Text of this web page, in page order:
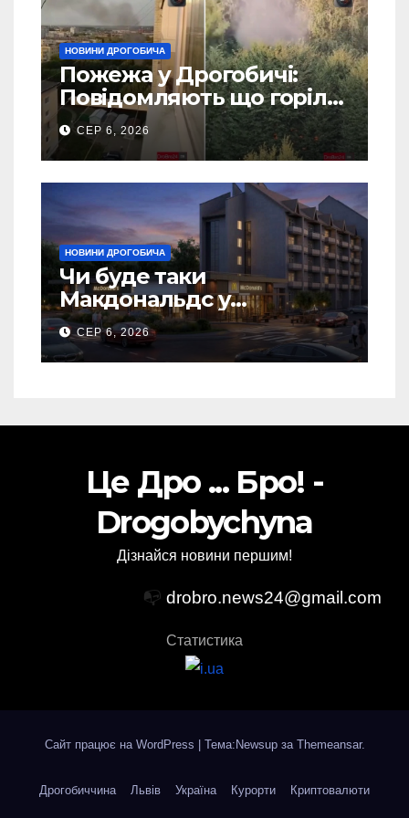
НОВИНИ ДРОГОБИЧА
Пожежа у Дрогобичі:
Повідомляють що горіло
5 гаражів (Відео)
СЕР 6, 2026
НОВИНИ ДРОГОБИЧА
Чи буде таки
Макдональдс у
Дрогобичі? (Фото)
СЕР 6, 2026
Це Дро ... Бро! -
Drogobychyna
Дізнайся новини першим!
📭 drobro.news24@gmail.com
Статистика
Сайт працює на WordPress | Тема:Newsup за Themeansar.
Дрогобиччина Львів Україна Курорти Криптовалюти